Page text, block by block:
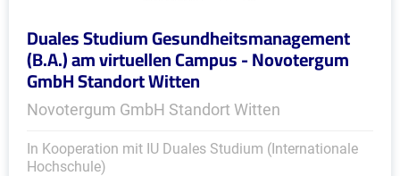
Duales Studium Gesundheitsmanagement
(B.A.) am virtuellen Campus - Novotergum
GmbH Standort Witten
Novotergum GmbH Standort Witten
In Kooperation mit IU Duales Studium (Internationale
Hochschule)